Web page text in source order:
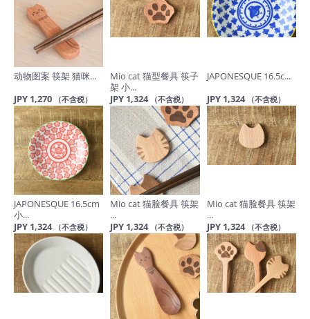
动物图案 筷架 猫咪...
JPY 1,270
（不含税）
Mio cat 猫型餐具 筷子
架 小...
JPY 1,324 （不含税）
JAPONESQUE 16.5c...
JPY 1,324 （不含税）
JAPONESQUE 16.5cm
小...
JPY 1,324 （不含税）
Mio cat 猫脸餐具 筷架
...
JPY 1,324 （不含税）
Mio cat 猫脸餐具 筷架
...
JPY 1,324 （不含税）